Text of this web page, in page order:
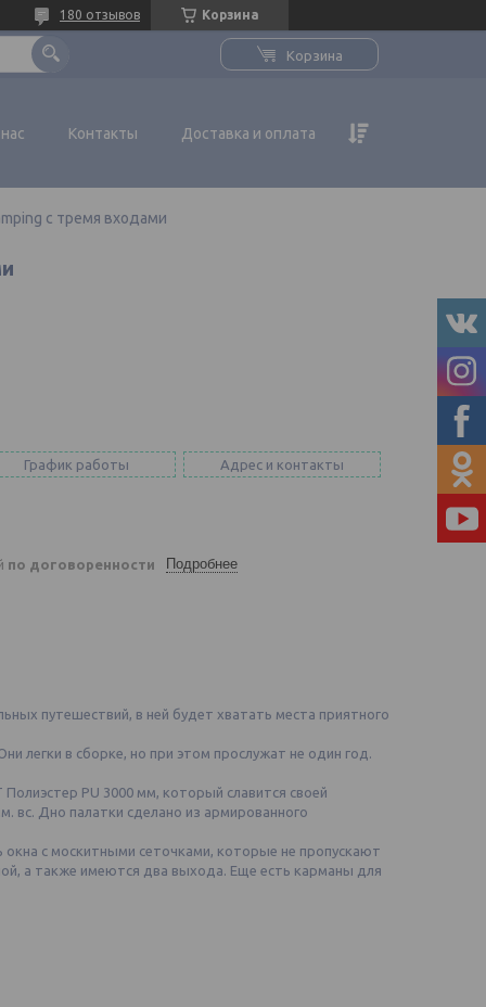
Корзина
180 отзывов
Корзина
Контакты Доставка и оплата
с тремя входами
График работы Адрес и контакты
по договоренности Подробнее
путешествий, в ней будет хватать места приятного
легки в сборке, но при этом прослужат не один год.
PU 3000 мм, который славится своей
Дно палатки сделано из армированного
окна с москитными сеточками, которые не пропускают
а также имеются два выхода. Еще есть карманы для